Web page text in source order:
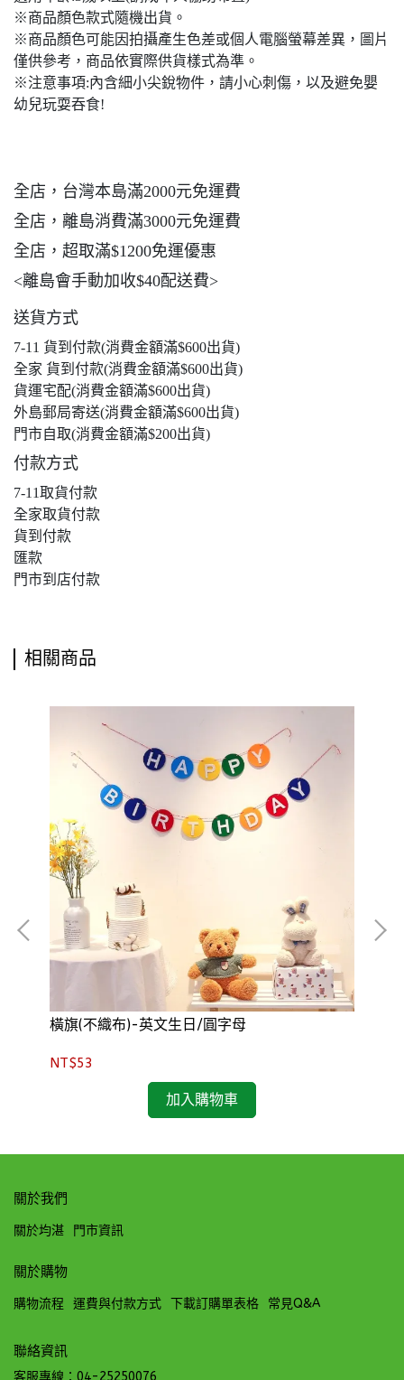
※商品顏色款式隨機出貨。
※商品顏色可能因拍攝產生色差或個人電腦螢幕差異，圖片
僅供參考，商品依實際供貨樣式為準。
※注意事項:內含細小尖銳物件，請小心刺傷，以及避免嬰
幼兒玩耍吞食!
全店，台灣本島滿2000元免運費
全店，離島消費滿3000元免運費
全店，超取滿$1200免運優惠
<離島會手動加收$40配送費>
送貨方式
7-11 貨到付款(消費金額滿$600出貨)
全家 貨到付款(消費金額滿$600出貨)
貨運宅配(消費金額滿$600出貨)
外島郵局寄送(消費金額滿$600出貨)
門市自取(消費金額滿$200出貨)
付款方式
7-11取貨付款
全家取貨付款
貨到付款
匯款
門市到店付款
相關商品
橫旗(不織布)-英文生日/圓字母
NT$53
加入購物車
關於我們
關於均湛 門市資訊
關於購物
購物流程 運費與付款方式 下載訂購單表格 常見Q&A
聯絡資訊
客服專線：04-25250076